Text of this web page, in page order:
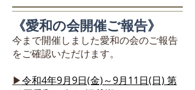
《愛和の会開催ご報告​》
今まで開催しました愛和の会のご報告
をご確認いただけます。
▶令和4年9月9日(金)～9月11日(日) 第